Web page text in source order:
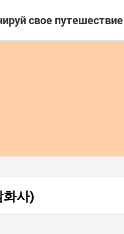
свое путешествие
사)